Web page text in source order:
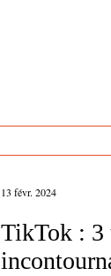
TikTok : 3
13 févr. 2024